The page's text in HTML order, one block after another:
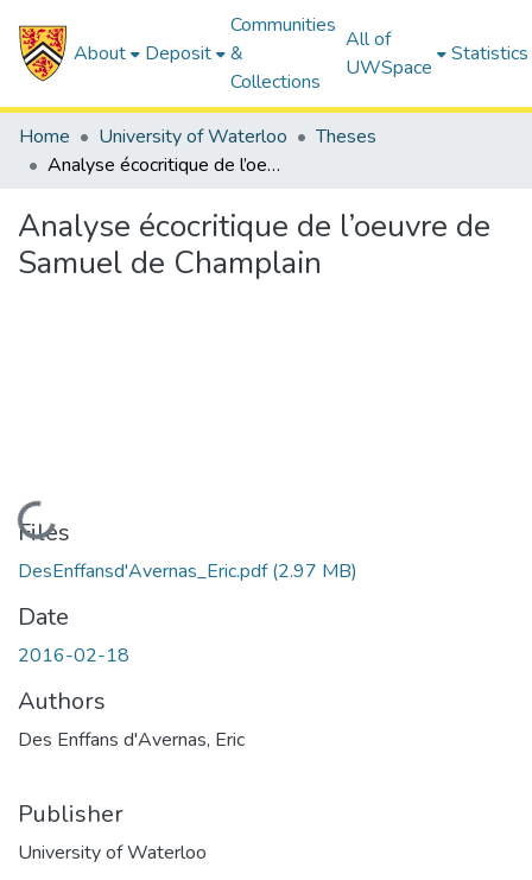
About Deposit
Communities
&
Collections
All of
UWSpace
Statistics
Home University of Waterloo
Theses
Analyse écocritique de l’oeuvre de Samuel de Champlain
Analyse écocritique de l’oeuvre de
Samuel de Champlain
Loading...
Files
DesEnffansd'Avernas_Eric.pdf(2.97 MB)
Date
2016-02-18
Authors
Des Enffans d'Avernas, Eric
Publisher
University of Waterloo